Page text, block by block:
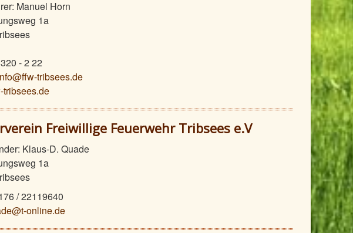
Manuel Horn
1a
- 2 22
tribsees.de
tribsees.de
Freiwillige Feuerwehr Tribsees e.V
Klaus-D. Quade
1a
/ 22119640
online.de